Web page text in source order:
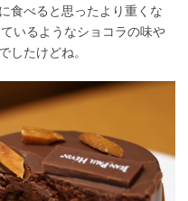
食べると思ったより重くな
いるようなショコラの味や
したけどね。